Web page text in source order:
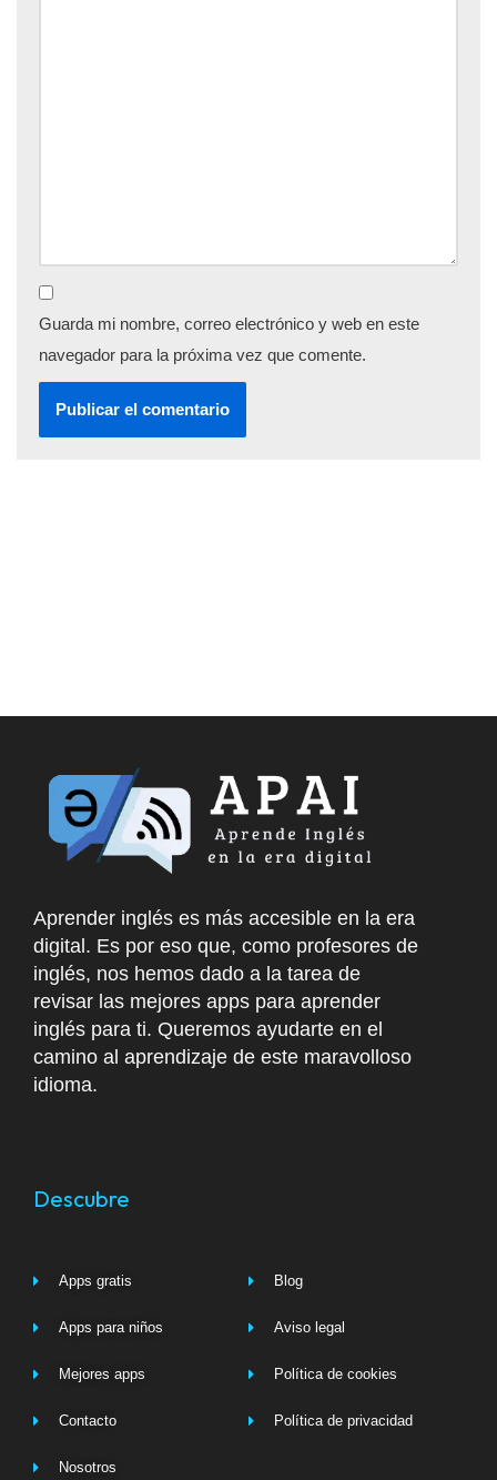
Guarda mi nombre, correo electrónico y web en este
navegador para la próxima vez que comente.
Aprender inglés es más accesible en la era
digital. Es por eso que, como profesores de
inglés, nos hemos dado a la tarea de
revisar las mejores apps para aprender
inglés para ti. Queremos ayudarte en el
camino al aprendizaje de este maravolloso
idioma.
Descubre
Apps gratis
Apps para niños
Mejores apps
Contacto
Nosotros
Blog
Aviso legal
Política de cookies
Política de privacidad